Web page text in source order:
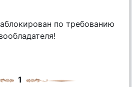
по требованию
1